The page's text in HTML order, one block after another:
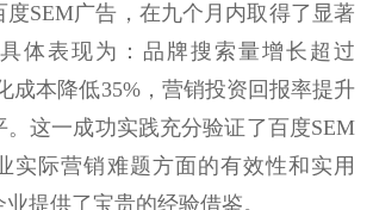
SEM广告，在九个月内取得了显著
体表现为：品牌搜索量增长超过
成本降低35%，营销投资回报率提升
。这一成功实践充分验证了百度SEM
实际营销难题方面的有效性和实用
提供了宝贵的经验借鉴。